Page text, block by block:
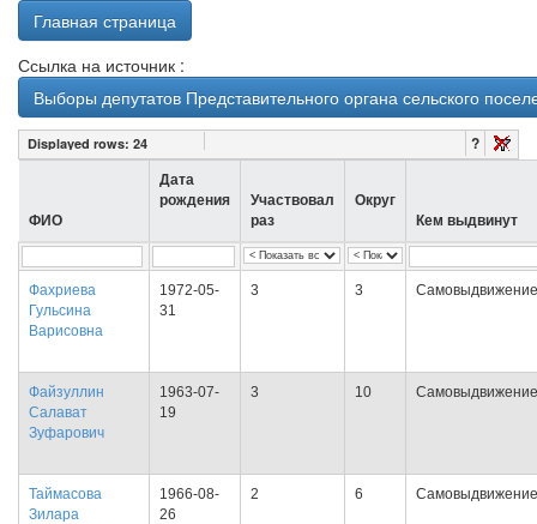
Главная страница
Ссылка на источник :
Выборы депутатов Представительного органа сельского
Displayed rows: 24 ?
ФИО
Дата
рождения
Участвовал
раз
Округ
Кем выдвинут
Фахриева
Гульсина
Варисовна
1972-05-
31
3 3 Самовыдвижение
Файзуллин
Салават
Зуфарович
1963-07-
19
3 10 Самовыдвижение
Таймасова
Зилара
1966-08-
26
2 6 Самовыдвижение